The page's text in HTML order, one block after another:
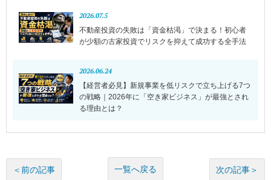
2026.07.5
不動産投資の失敗は「資金枯渇」で決まる！初心者
が少額の古家投資でリスクを抑えて成功する全手法
2026.06.24
【経営者必見】新規事業を低リスクで立ち上げる7つ
の戦略｜2026年に「空き家ビジネス」が最強とされ
る理由とは？
＜前の記事 一覧へ戻る 次の記事＞